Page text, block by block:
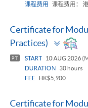
课程费用
课程费用：
Certificate for
Practices)
Toggle
panel
PT START
10 AUG 2026
DURATION
30 hours
FEE
HK$5,900
Certificate for